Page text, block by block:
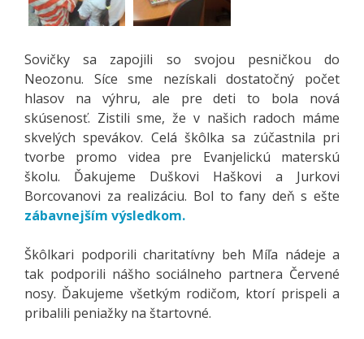
Sovičky sa zapojili so svojou pesničkou do
Neozonu. Síce sme nezískali dostatočný počet
hlasov na výhru, ale pre deti to bola nová
skúsenosť. Zistili sme, že v našich radoch máme
skvelých spevákov. Celá škôlka sa zúčastnila pri
tvorbe promo videa pre Evanjelickú materskú
školu. Ďakujeme Duškovi Haškovi a Jurkovi
Borcovanovi za realizáciu. Bol to fany deň s ešte
zábavnejším výsledkom.
Škôlkari podporili charitatívny beh Míľa nádeje a
tak podporili nášho sociálneho partnera Červené
nosy. Ďakujeme všetkým rodičom, ktorí prispeli a
pribalili peniažky na štartovné.